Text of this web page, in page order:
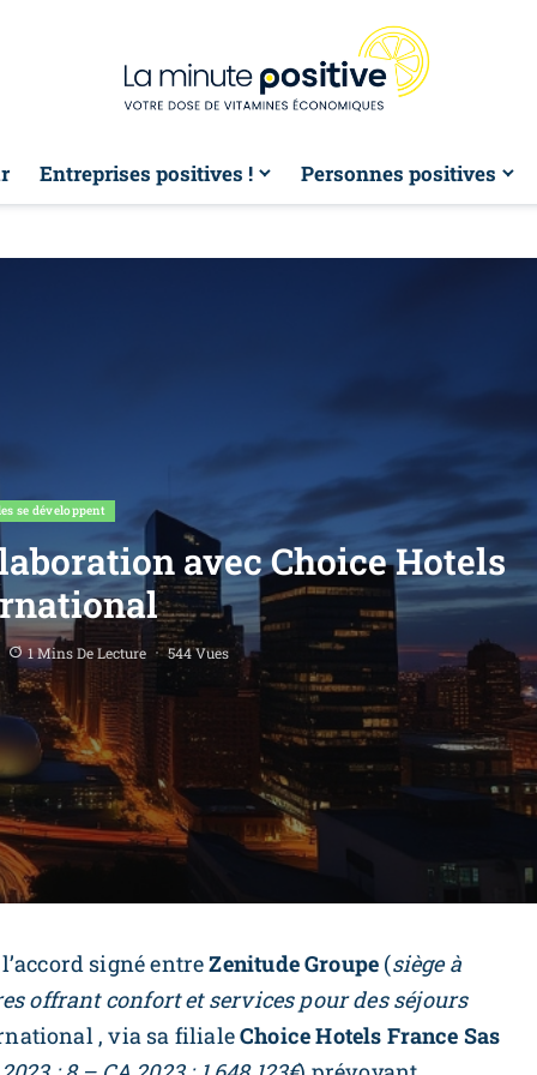
Entreprises positives ! Personnes positives
se développent
avec Choice Hotels
1 Mins De Lecture 544 Vues
signé entreZenitude Groupe (siège à
offrant confort et services pour des séjours
, via sa filialeChoice Hotels France Sas